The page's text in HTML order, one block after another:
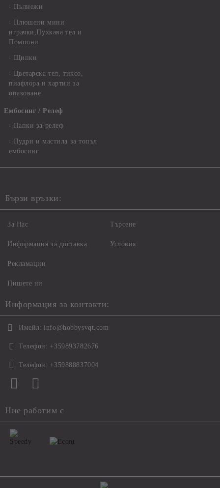
Пълнежи
Плюшени мини
играчки,Пухкава тел и
Помпони
Щипки
Цветарска тел, тиксо,
пиафлора и хартии за
опаковане
Ембосинг / Релеф
Папки за релеф
Пудри и мастила за топъл
ембосинг
Бързи връзки:
За Нас
Информация за доставка
Рекламации
Пишете ни
Търсене
Условия
Информация за контакти:
Имейл: info@hobbysvqt.com
Телефон: +359893782676
Телефон: +359888837004
Ние работим с